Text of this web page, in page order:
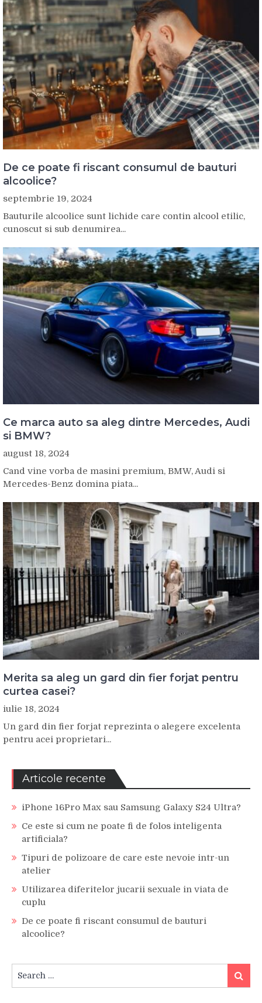
De ce poate fi riscant consumul de bauturi
alcoolice?
septembrie 19, 2024
Bauturile alcoolice sunt lichide care contin alcool etilic,
cunoscut si sub denumirea...
Ce marca auto sa aleg dintre Mercedes, Audi
si BMW?
august 18, 2024
Cand vine vorba de masini premium, BMW, Audi si
Mercedes-Benz domina piata...
Merita sa aleg un gard din fier forjat pentru
curtea casei?
iulie 18, 2024
Un gard din fier forjat reprezinta o alegere excelenta
pentru acei proprietari...
Articole recente
iPhone 16Pro Max sau Samsung Galaxy S24 Ultra?
Ce este si cum ne poate fi de folos inteligenta
artificiala?
Tipuri de polizoare de care este nevoie intr-un
atelier
Utilizarea diferitelor jucarii sexuale in viata de
cuplu
De ce poate fi riscant consumul de bauturi
alcoolice?
for:
Search